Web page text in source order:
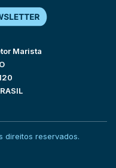
Marista
direitos reservados.